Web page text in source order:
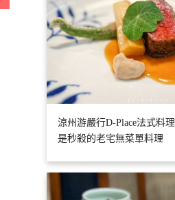
涼州游嚴行D-Place法式料
是秒殺的老宅無菜單料理